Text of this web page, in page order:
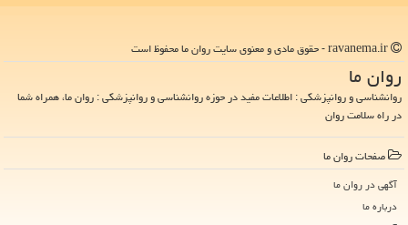
روان ما
روانشناسی و روانپزشکی : اطلاعات مفید در حوزه روانشناسی و روانپزشکی : روان ما، همراه شما
در راه سلامت روان
صفحات روان ما
آگهی در روان ما
درباره ما